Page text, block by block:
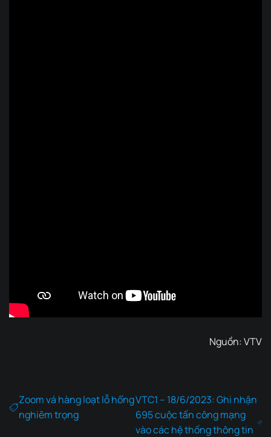
Nguồn:VTV
Zoom vá hàng loạt lỗ hổng
nghiêm trọng
VTC1 – 18/6/2023: Ghi nhận
695 cuộc tấn công mạng
vào các hệ thống thông tin